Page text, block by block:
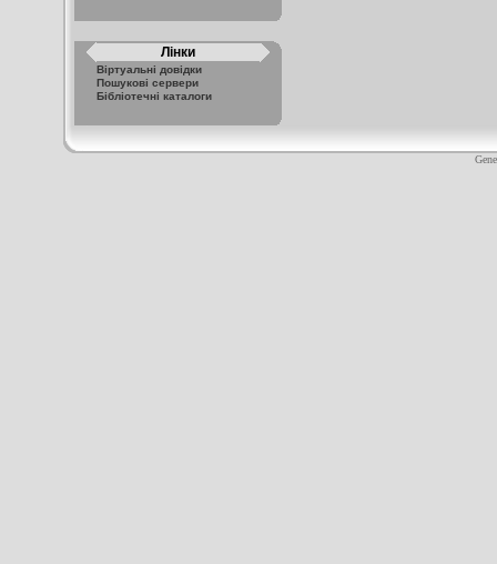
Лінки
Віртуальні довідки
Пошукові сервери
Бібліотечні каталоги